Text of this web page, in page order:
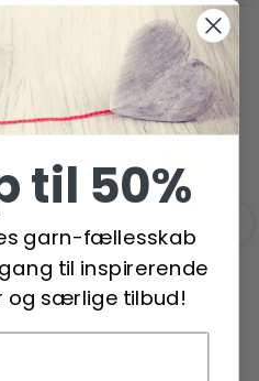
DROPS SKY
34,95 DKK
til 50%
garn-fællesskab
til inspirerende
og særlige tilbud!